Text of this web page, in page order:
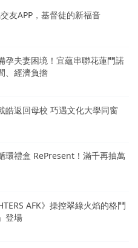
友APP，基督徒的新福音
孕夫妻困境！宜蘊串聯花蓮門諾
、經濟負擔
皓返回母校 巧遇文化大學同窗
環禮盒 RePresent！滿千再抽萬
AFK》操控翠綠火焰的格鬥
登場